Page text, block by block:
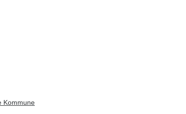
Kommune